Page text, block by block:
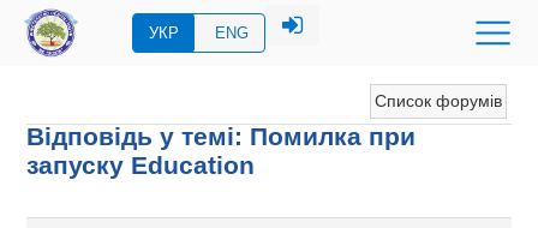
УКР ENG
Список форумів
Відповідь у темі: Помилка при
запуску Education